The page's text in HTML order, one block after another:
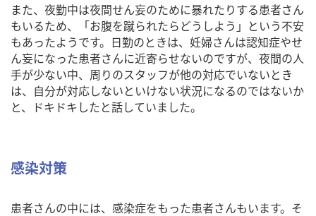
また、夜勤中は夜間せん妄のために暴れたりする患者さん
もいるため、「お腹を蹴られたらどうしよう」という不安
もあったようです。日勤のときは、妊婦さんは認知症やせ
ん妄になった患者さんに近寄らせないのですが、夜間の人
手が少ない中、周りのスタッフが他の対応でいないとき
は、自分が対応しないといけない状況になるのではないか
と、ドキドキしたと話していました。
感染対策
患者さんの中には、感染症をもった患者さんもいます。そ